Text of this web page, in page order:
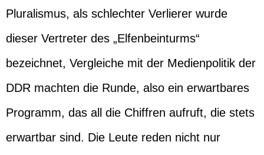
Pluralismus, als schlechter Verlierer wurde
dieser Vertreter des „Elfenbeinturms“
bezeichnet, Vergleiche mit der Medienpolitik der
DDR machten die Runde, also ein erwartbares
Programm, das all die Chiffren aufruft, die stets
erwartbar sind. Die Leute reden nicht nur